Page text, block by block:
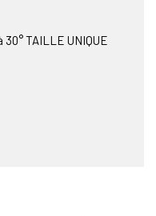
TAILLE UNIQUE